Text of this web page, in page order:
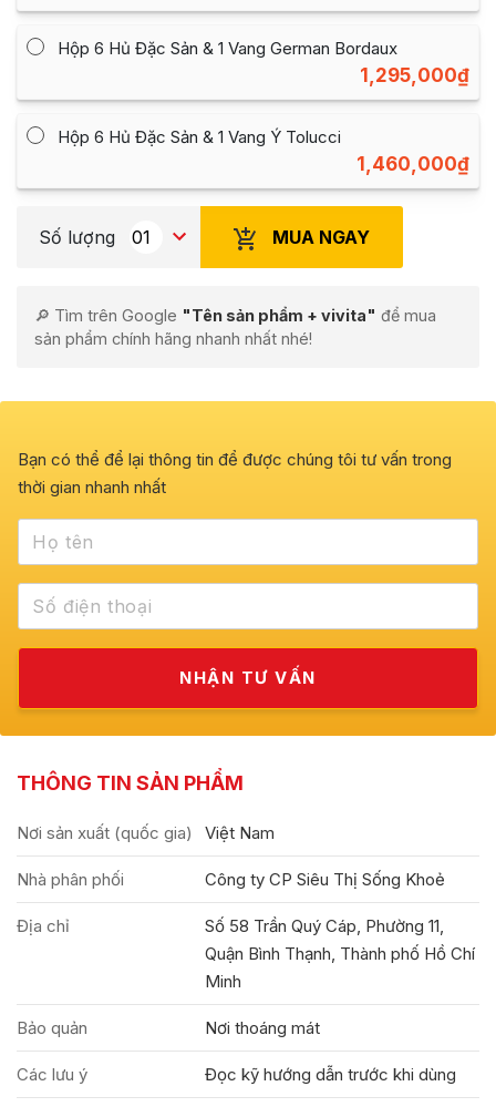
Hộp 6 Hủ Đặc Sản & 1 Vang German Bordaux
1,295,000₫
Hộp 6 Hủ Đặc Sản & 1 Vang Ý Tolucci
1,460,000₫
Số lượng MUA NGAY
🔎 Tìm trên Google "Tên sản phẩm + vivita" để mua
sản phẩm chính hãng nhanh nhất nhé!
Bạn có thể để lại thông tin để được chúng tôi tư vấn trong
thời gian nhanh nhất
THÔNG TIN SẢN PHẨM
Nơi sản xuất (quốc gia) Việt Nam
Nhà phân phối Công ty CP Siêu Thị Sống Khoẻ
Địa chỉ
Số 58 Trần Quý Cáp, Phường 11,
Quận Bình Thạnh, Thành phố Hồ Chí
Minh
Bảo quản Nơi thoáng mát
Các lưu ý Đọc kỹ hướng dẫn trước khi dùng